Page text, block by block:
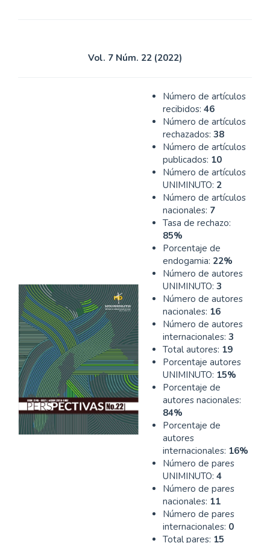
Vol. 7 Núm. 22 (2022)
Número de artículos
recibidos: 46
Número de artículos
rechazados: 38
Número de artículos
publicados: 10
Número de artículos
UNIMINUTO: 2
Número de artículos
nacionales: 7
Tasa de rechazo:
85%
Porcentaje de
endogamia: 22%
Número de autores
UNIMINUTO: 3
Número de autores
nacionales: 16
Número de autores
internacionales: 3
Total autores: 19
Porcentaje autores
UNIMINUTO: 15%
Porcentaje de
autores nacionales:
84%
Porcentaje de
autores
internacionales: 16%
Número de pares
UNIMINUTO: 4
Número de pares
nacionales: 11
Número de pares
internacionales: 0
Total pares: 15